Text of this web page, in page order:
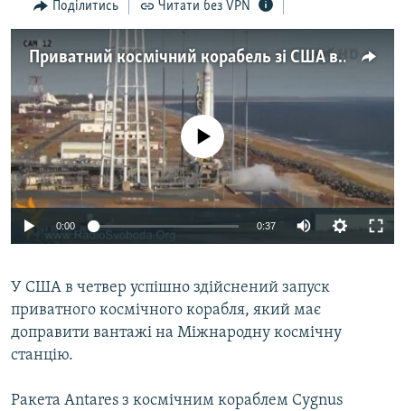
навігації
Перейти
пошуку
БЛОГИ
ПОГЛЯД
ІНТЕРВ'Ю
ВСЕ ЗА ДЕНЬ
СПЕЦПРОЕКТИ
ДЕПОРТАЦІЯ
ВІДЕОУРОКИ «ELIFBE»
СВІДЧЕННЯ ОКУПАЦІЇ
ЯК ОБІЙТИ БЛОКУВАННЯ
Русский
Qırımtatar
Поділитись Читати без VPN
Приватний космічний корабель зі США вирушив до МКС
No media source currently available
0:00 0:37
У США в четвер успішно здійснений запуск
приватного космічного корабля, який має
доправити вантажі на Міжнародну космічну
станцію.
Ракета Antares з космічним кораблем Cygnus